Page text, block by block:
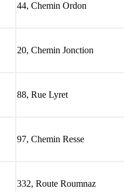
44, Chemin Ordon
20, Chemin Jonction
88, Rue Lyret
97, Chemin Resse
332, Route Roumnaz